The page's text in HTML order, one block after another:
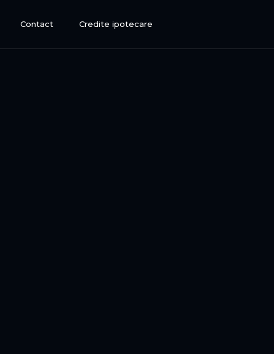
Contact Credite ipotecare